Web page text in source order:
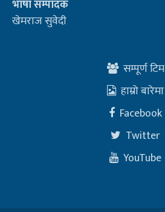
भाषा सम्पादक
खेमराज सुवेदी
सम्पूर्ण टिम
हाम्रो बारेमा
Facebook
Twitter
YouTube